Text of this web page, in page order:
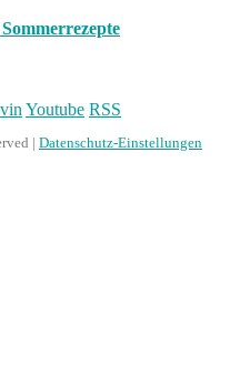
Youtube RSS
| Datenschutz-Einstellungen